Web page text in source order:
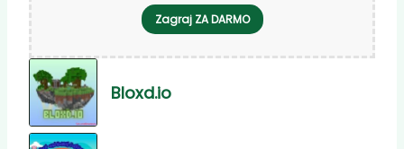
Zagraj ZA DARMO
Bloxd.io